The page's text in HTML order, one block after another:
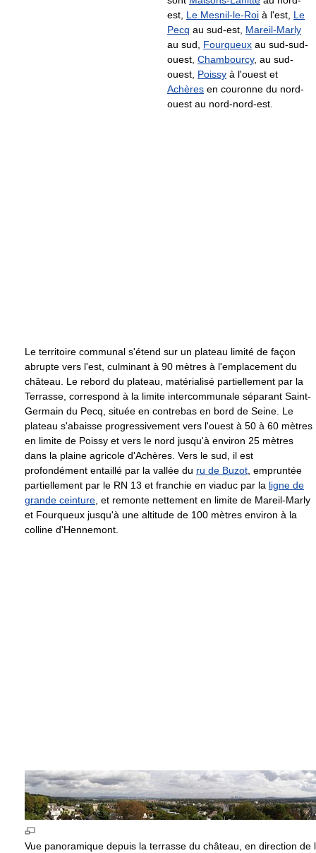
est, Le Mesnil-le-Roi à l'est, Le
Pecq au sud-est, Mareil-Marly
au sud, Fourqueux au sud-sud-
ouest, Chambourcy, au sud-
ouest, Poissy à l'ouest et
Achères en couronne du nord-
ouest au nord-nord-est.
Le territoire communal s'étend sur un plateau limité de façon
abrupte vers l'est, culminant à 90 mètres à l'emplacement du
château. Le rebord du plateau, matérialisé partiellement par la
Terrasse, correspond à la limite intercommunale séparant Saint-
Germain du Pecq, située en contrebas en bord de Seine. Le
plateau s'abaisse progressivement vers l'ouest à 50 à 60 mètres
en limite de Poissy et vers le nord jusqu'à environ 25 mètres
dans la plaine agricole d'Achères. Vers le sud, il est
profondément entaillé par la vallée du ru de Buzot, empruntée
partiellement par le RN 13 et franchie en viaduc par la ligne de
grande ceinture, et remonte nettement en limite de Mareil-Marly
et Fourqueux jusqu'à une altitude de 100 mètres environ à la
colline d'Hennemont.
Vue panoramique depuis la terrasse du château, en direction de